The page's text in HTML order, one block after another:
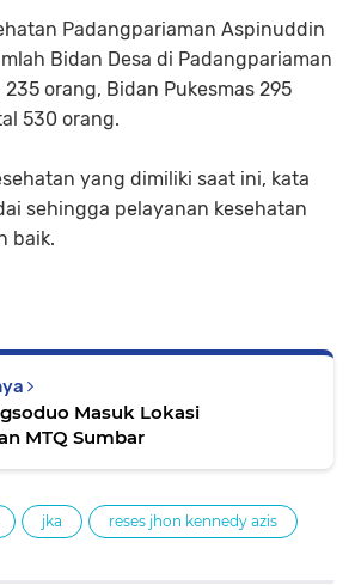
Padangpariaman Aspinuddin
Bidan Desa di Padangpariaman
orang, Bidan Pukesmas 295
530 orang.
yang dimiliki saat ini, kata
sehingga pelayanan kesehatan
baik.
Masuk Lokasi
MTQ Sumbar
jka reses jhon kennedy azis